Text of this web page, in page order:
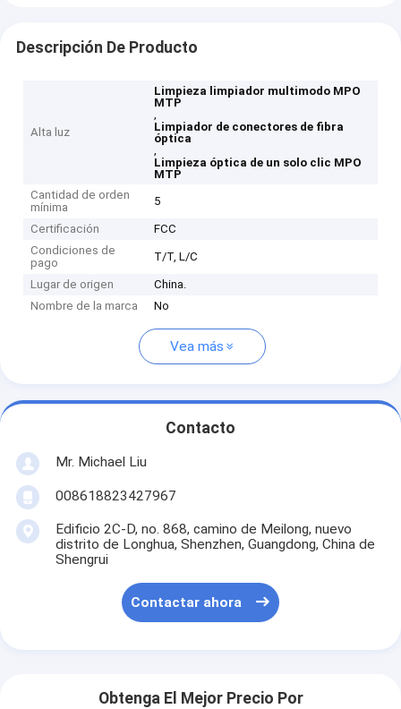
Descripción De Producto
Alta luz
Limpieza limpiador multimodo MPO
MTP
,
Limpiador de conectores de fibra
óptica
,
Limpieza óptica de un solo clic MPO
MTP
Cantidad de orden
mínima
5
Certificación
FCC
Condiciones de
pago
T/T, L/C
Lugar de origen
China.
Nombre de la marca
No
Vea más
Contacto
Mr. Michael Liu
008618823427967
Edificio 2C-D, no. 868, camino de Meilong, nuevo
distrito de Longhua, Shenzhen, Guangdong, China de
Shengrui
Contactar ahora
Obtenga El Mejor Precio Por